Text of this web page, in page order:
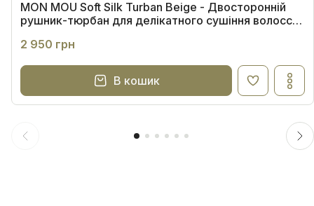
MON MOU Soft Silk Turban Beige - Двосторонній
рушник-тюрбан для делікатного сушіння волосся
2 950 грн
В кошик